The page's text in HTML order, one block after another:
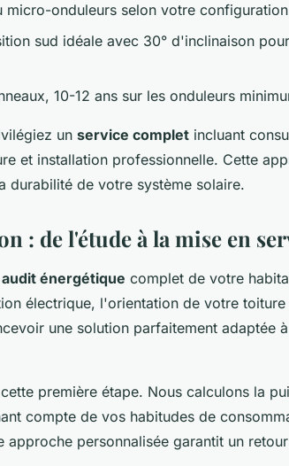
micro-onduleurs selon votre
sud idéale avec 30° d'inclinaison
10-12 ans sur les onduleurs
un service complet incluant
et installation professionnelle. Cette
durabilité de votre système solaire.
: de l'étude à la mise en
audit énergétique complet de votre
électrique, l'orientation de votre toiture
une solution parfaitement adaptée
première étape. Nous calculons la
compte de vos habitudes de
personnalisée garantit un